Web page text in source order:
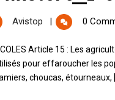
Avistop 0
pour effaroucher les
choucas, étourneaux,